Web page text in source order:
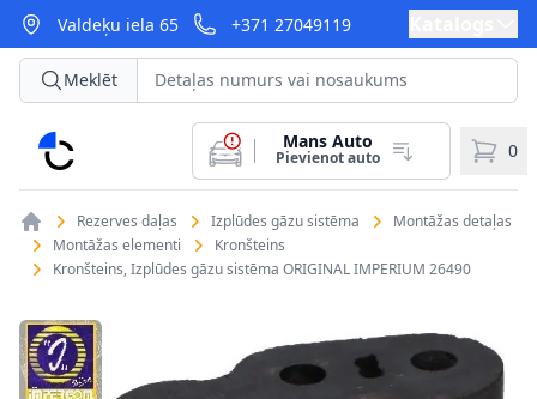
Valdeķu iela 65 +371 27049119
CarParts
Meklēt
Mans Auto
Pievienot auto 0
Rezerves daļas Izplūdes gāzu sistēma
Montāžas detaļas
Montāžas elementi
Kronšteins
Kronšteins, Izplūdes gāzu sistēma ORIGINAL IMPERIUM 26490